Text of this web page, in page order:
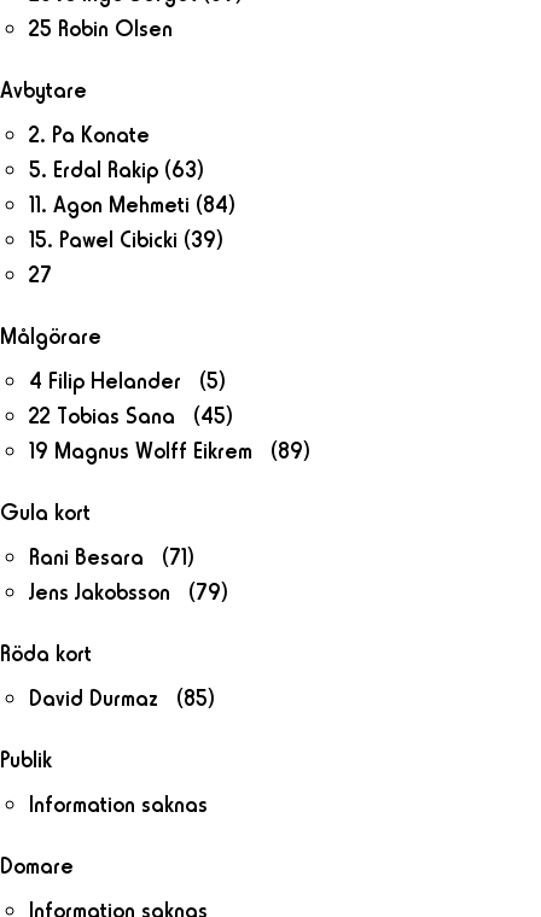
25 Robin Olsen
Avbytare
2. Pa Konate
5. Erdal Rakip (63)
11. Agon Mehmeti (84)
15. Pawel Cibicki (39)
27
Målgörare
4 Filip Helander (5)
22 Tobias Sana (45)
19 Magnus Wolff Eikrem (89)
Gula kort
Rani Besara (71)
Jens Jakobsson (79)
Röda kort
David Durmaz (85)
Publik
Information saknas
Domare
Information saknas